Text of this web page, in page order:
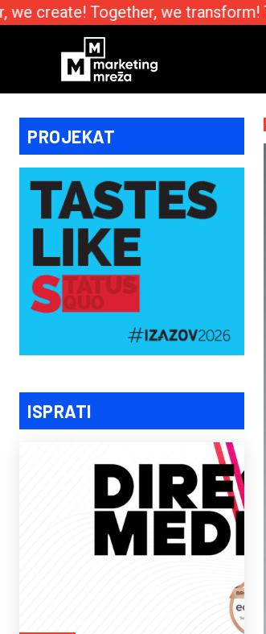
create! Together, we transform!
PROJEKAT
ISPRATI